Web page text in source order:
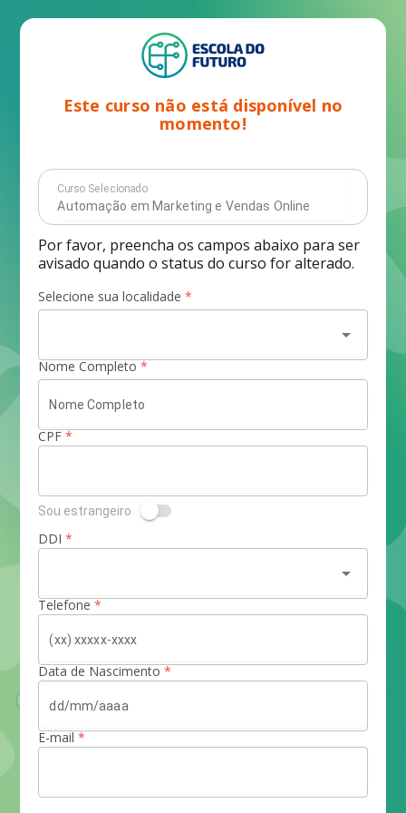
Este curso não está disponível no
momento!
Curso Selecionado
Por favor, preencha os campos abaixo para ser
avisado quando o status do curso for alterado.
Selecione sua localidade *
arrow_drop_down
Nome Completo *
CPF *
Sou estrangeiro
DDI *
arrow_drop_down
Telefone *
Data de Nascimento *
E-mail *